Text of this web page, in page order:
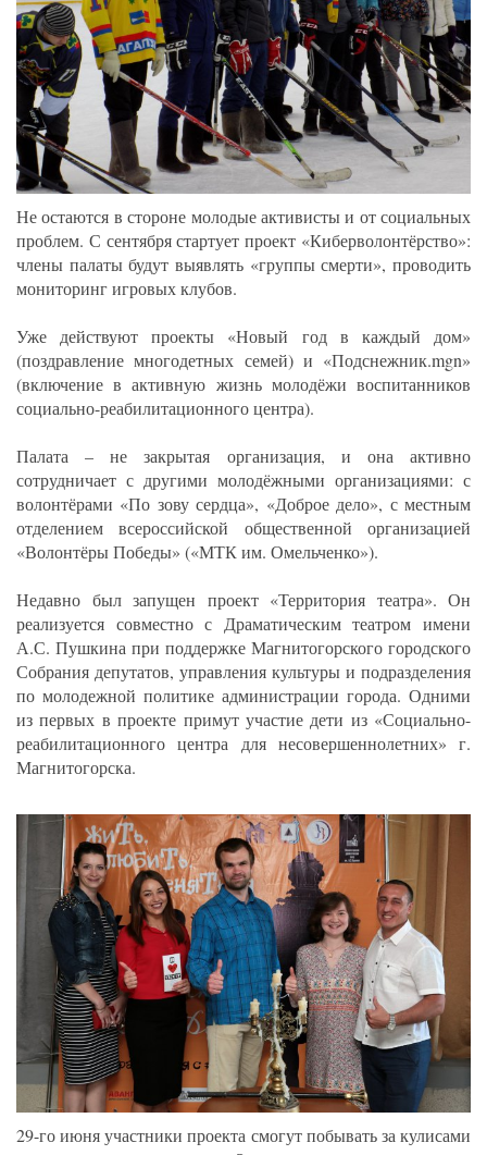
Не остаются в стороне молодые активисты и от социальных
проблем. С сентября стартует проект «Киберволонтёрство»:
члены палаты будут выявлять «группы смерти», проводить
мониторинг игровых клубов.
Уже действуют проекты «Новый год в каждый дом»
(поздравление многодетных семей) и «Подснежник.mgn»
(включение в активную жизнь молодёжи воспитанников
социально-реабилитационного центра).
Палата – не закрытая организация, и она активно
сотрудничает с другими молодёжными организациями: с
волонтёрами «По зову сердца», «Доброе дело», с местным
отделением всероссийской общественной организацией
«Волонтёры Победы» («МТК им. Омельченко»).
Недавно был запущен проект «Территория театра». Он
реализуется совместно с Драматическим театром имени
А.С. Пушкина при поддержке Магнитогорского городского
Собрания депутатов, управления культуры и подразделения
по молодежной политике администрации города. Одними
из первых в проекте примут участие дети из «Социально-
реабилитационного центра для несовершеннолетних» г.
Магнитогорска.
29-го июня участники проекта смогут побывать за кулисами